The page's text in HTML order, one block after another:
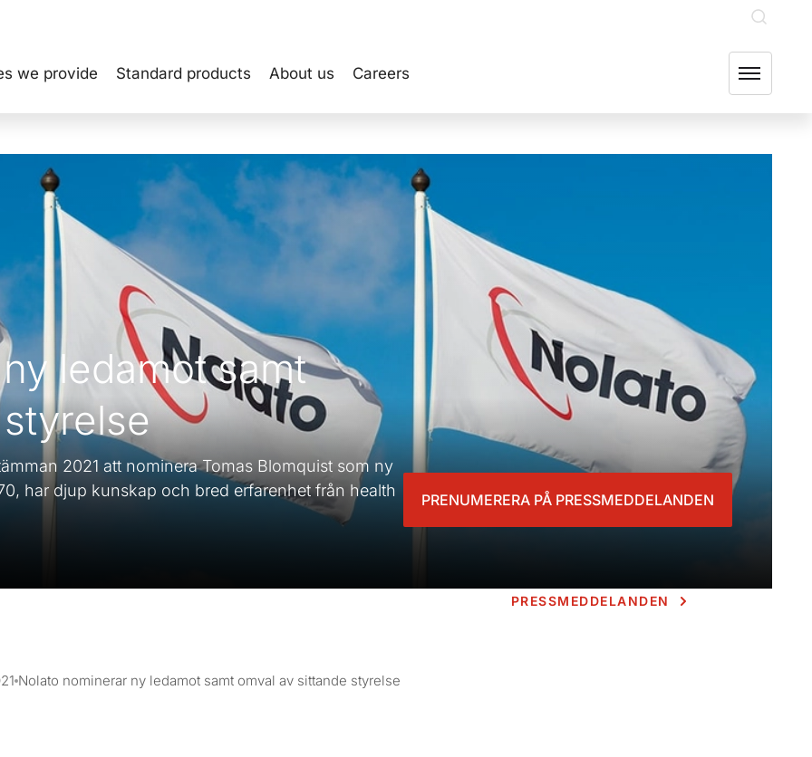
we provide Standard products About us Careers
ledamot samt
2021 att nominera Tomas Blomquist som ny
har djup kunskap och bred erfarenhet från health
PRENUMERERA PÅ PRESSMEDDELANDEN
Nolato nominerar ny ledamot samt omval av sittande styrelse
PRESSMEDDELANDEN